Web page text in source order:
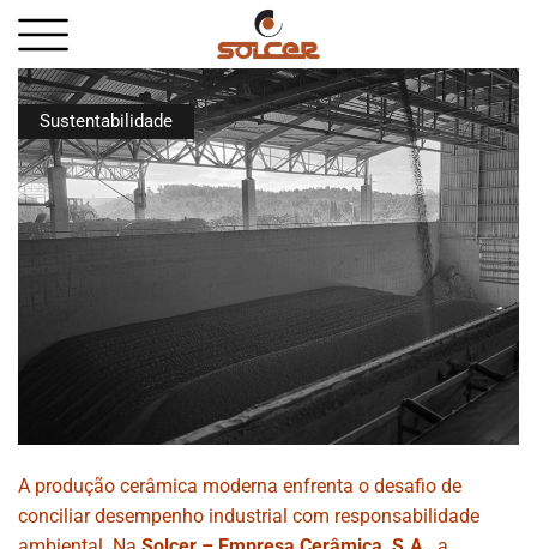
Sustentabilidade
A produção cerâmica moderna enfrenta o desafio de
conciliar desempenho industrial com responsabilidade